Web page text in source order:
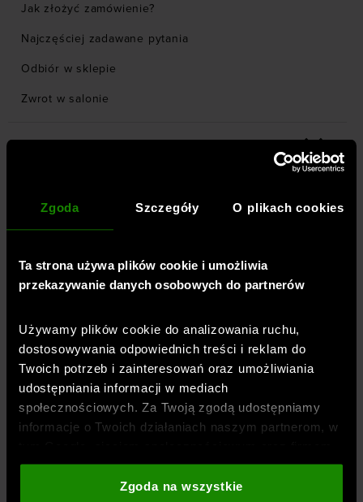
Zgoda Szczegóły O plikach cookies
Ta strona używa plików cookie i umożliwia
przekazywanie danych osobowych do partnerów
Używamy plików cookie do analizowania ruchu,
dostosowywania odpowiednich treści i reklam do
Twoich potrzeb i zainteresowań oraz umożliwiania
udostępniania informacji w mediach
społecznościowych. Za Twoją zgodą udostępniamy
informacje o Twoich działaniach naszym partnerom, w
zajmującym się reklamą i analityką internetową. Nasi
partnerzy mogą łączyć te informacje z innymi, które
Zgoda na wszystkie
Jak złożyć zamówienie?
Najczęściej zadawane pytania
Odbiór w sklepie
Zwrot w salonie
Informacja o zmianie Regulaminu
Polityka prywatności
Inne regulaminy
Informacja dotycząca sankcji
Hosting
Zasady publikowania i weryfikacji opinii
Dostępność cyfrowa
PRZEWODNIK